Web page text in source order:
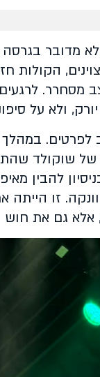
מדובר
הקולות
ולא על
שוקולד
להבין
זו
אלא גם את חוש